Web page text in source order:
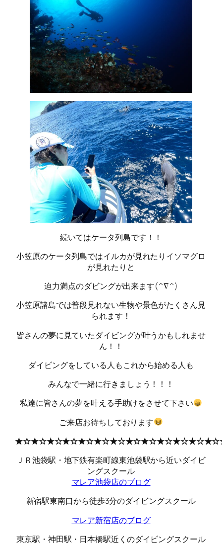
続いてはケータ列島です！！
小笠原のケータ列島ではイルカが見れたりイソマグロ
が見れたりと
迫力満点のダビングが出来ます(^∇^)
小笠原諸島では普段見れない生物や景色がたくさん見
られます！
皆さんの夢に見ていたダイビングが叶うかもしれませ
ん！！
ダイビングをしている人もこれから始める人も
みんなで一緒に行きましょう！！！
私達に皆さんの夢を叶える手助けをさせて下さい
ご来店お待ちしております
ＪＲ池袋駅・地下鉄有楽町線東池袋駅から近いダイビ
ングスクール
マレア池袋店のブログ
新宿駅東南口から徒歩3分のダイビングスクール
マレア新宿店のブログ
東京駅・神田駅・日本橋駅近くのダイビングスクール